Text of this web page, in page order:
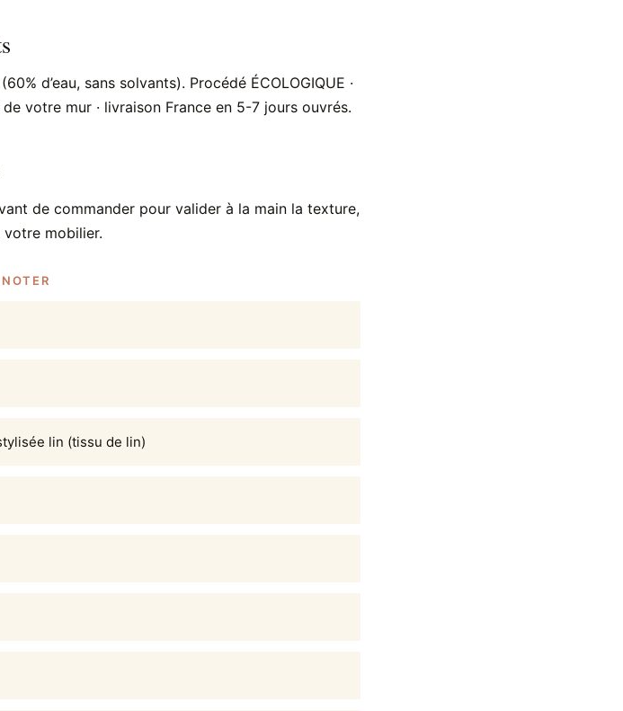
d’eau, sans solvants). Procédé ÉCOLOGIQUE ·
votre mur · livraison France en 5-7 jours ouvrés.
de commander pour valider à la main la texture,
mobilier.
lin (tissu de lin)